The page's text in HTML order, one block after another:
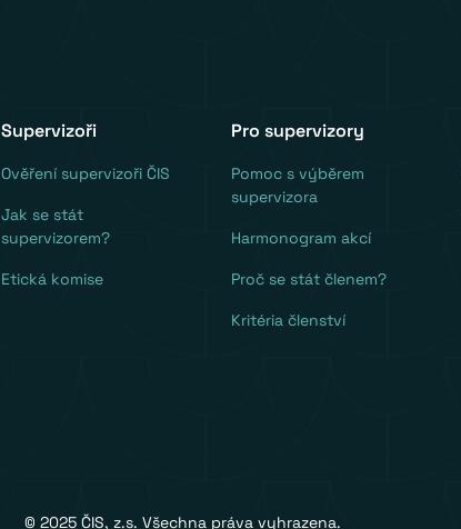
Supervizoři
Ověření supervizoři ČIS
Jak se stát
supervizorem?
Etická komise
Pro supervizory
Pomoc s výběrem
supervizora
Harmonogram akcí
Proč se stát členem?
Kritéria členství
© 2025 ČIS, z.s. Všechna práva vyhrazena.